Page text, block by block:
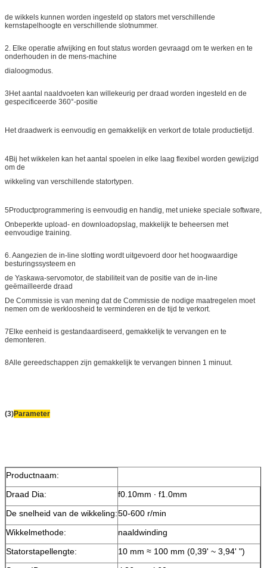
de wikkels kunnen worden ingesteld op stators met verschillende
kernstapelhoogte en verschillende slotnummer.
2. Elke operatie afwijking en fout status worden gevraagd om te werken en te
onderhouden in de mens-machine
dialoogmodus.
3Het aantal naaldvoeten kan willekeurig per draad worden ingesteld en de
gespecificeerde 360°-positie
Het draadwerk is eenvoudig en gemakkelijk en verkort de totale productietijd.
4Bij het wikkelen kan het aantal spoelen in elke laag flexibel worden gewijzigd
om de
wikkeling van verschillende statortypen.
5Productprogrammering is eenvoudig en handig, met unieke speciale software,
Onbeperkte upload- en downloadopslag, makkelijk te beheersen met
eenvoudige training.
6. Aangezien de in-line slotting wordt uitgevoerd door het hoogwaardige
besturingssysteem en
de Yaskawa-servomotor, de stabiliteit van de positie van de in-line
geëmailleerde draad
De Commissie is van mening dat de Commissie de nodige maatregelen moet
nemen om de werkloosheid te verminderen en de tijd te verkort.
7Elke eenheid is gestandaardiseerd, gemakkelijk te vervangen en te
demonteren.
8Alle gereedschappen zijn gemakkelijk te vervangen binnen 1 minuut.
(3)Parameter
Productnaam:
Draad Dia:
f0.10mm ∙ f1.0mm
De snelheid van de wikkeling:50-600 r/min
Wikkelmethode:
naaldwinding
Statorstapellengte:
10 mm ≈ 100 mm (0,39' ~ 3,94' ")